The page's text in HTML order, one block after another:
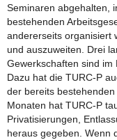
Seminaren abgehalten,
bestehenden
andererseits organisiert
und auszuweiten. Drei
Gewerkschaften sind im
Dazu hat die TURC-P
der bereits
Monaten hat TURC-P
Privatisierungen,
heraus gegeben. Wenn